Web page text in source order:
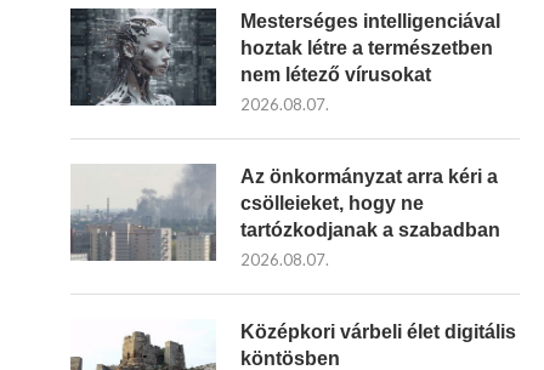
Mesterséges intelligenciával
hoztak létre a természetben
nem létező vírusokat
2026.08.07.
Az önkormányzat arra kéri a
csölleieket, hogy ne
tartózkodjanak a szabadban
2026.08.07.
Középkori várbeli élet digitális
köntösben